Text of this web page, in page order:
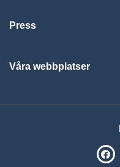
Press
Våra webbplatser